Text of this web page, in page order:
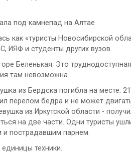
под камнепад на Алтае
как «туристы Новосибирской
ИЯФ и студенты других вузов.
Беленькая. Это труднодоступная
там невозможна.
из Бердска погибла на месте.
перелом бедра и не может
из Иркутской области -
на две части. Одни туристы
и пострадавшим парнем.
техники.